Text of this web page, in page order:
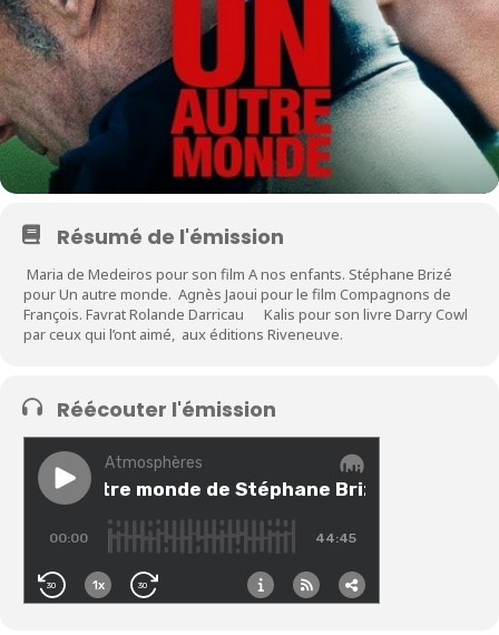
Résumé de l'émission
Maria de Medeiros pour son film A nos enfants. Stéphane Brizé
pour Un autre monde. Agnès Jaoui pour le film Compagnons de
François. Favrat Rolande Darricau Kalis pour son livre Darry Cowl
par ceux qui l’ont aimé, aux éditions Riveneuve.
Réécouter l'émission